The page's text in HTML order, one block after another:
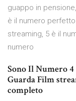
guappo in
è il numero
streaming, 5 è il
numero
Sono Il Numero
Guarda Film
completo